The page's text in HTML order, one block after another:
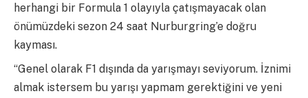
herhangi bir Formula 1 olayıyla çatışmayacak olan
önümüzdeki sezon 24 saat Nurburgring’e doğru
kayması.
“Genel olarak F1 dışında da yarışmayı seviyorum. İznimi
almak istersem bu yarışı yapmam gerektiğini ve yeni